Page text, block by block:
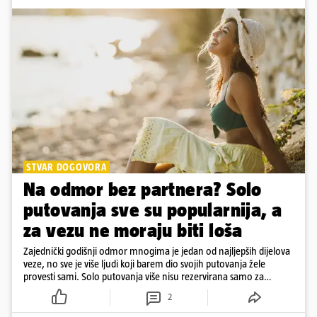
STVAR DOGOVORA
Na odmor bez partnera? Solo
putovanja sve su popularnija, a
za vezu ne moraju biti loša
Zajednički godišnji odmor mnogima je jedan od najljepših dijelova
veze, no sve je više ljudi koji barem dio svojih putovanja žele
provesti sami. Solo putovanja više nisu rezervirana samo za
samce, a činjenica da netko ima partnera ne znači nužno da svako
putovanje moraju planirati zajedno
2